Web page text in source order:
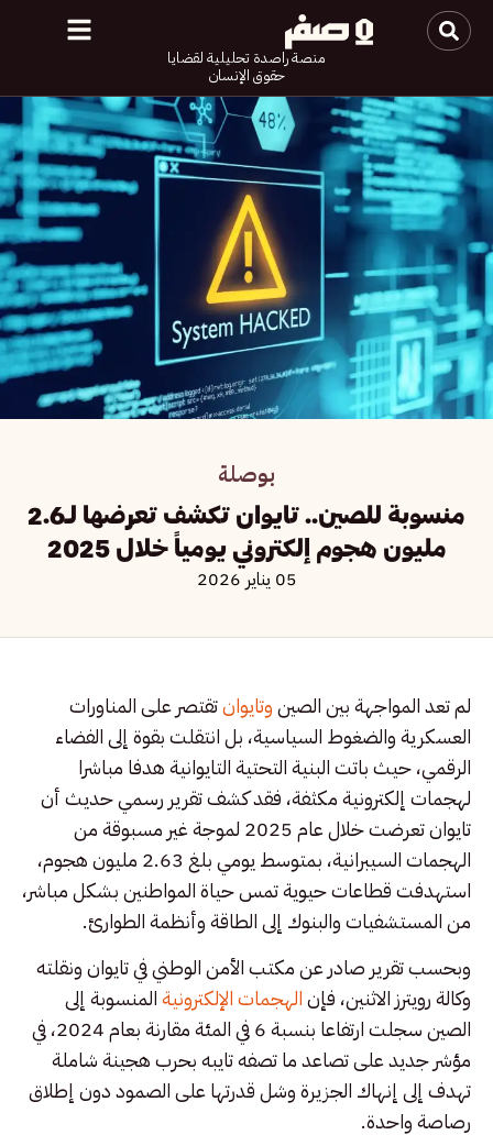
منصة راصدة تحليلية لقضايا
حقوق الإنسان
بوصلة
منسوبة للصين.. تايوان تكشف تعرضها لـ2.6
مليون هجوم إلكتروني يومياً خلال 2025
05 يناير 2026
لم تعد المواجهة بين الصينوتايوانتقتصر على المناورات
العسكرية والضغوط السياسية، بل انتقلت بقوة إلى الفضاء
الرقمي، حيث باتت البنية التحتية التايوانية هدفا مباشرا
لهجمات إلكترونية مكثفة، فقد كشف تقرير رسمي حديث أن
تايوان تعرضت خلال عام 2025 لموجة غير مسبوقة من
الهجمات السيبرانية، بمتوسط يومي بلغ 2.63 مليون هجوم،
استهدفت قطاعات حيوية تمس حياة المواطنين بشكل مباشر،
من المستشفيات والبنوك إلى الطاقة وأنظمة الطوارئ.
وبحسب تقرير صادر عن مكتب الأمن الوطني في تايوان ونقلته
وكالة رويترز الاثنين، فإنالهجمات الإلكترونيةالمنسوبة إلى
الصين سجلت ارتفاعا بنسبة 6 في المئة مقارنة بعام 2024، في
مؤشر جديد على تصاعد ما تصفه تايبه بحرب هجينة شاملة
تهدف إلى إنهاك الجزيرة وشل قدرتها على الصمود دون إطلاق
رصاصة واحدة.